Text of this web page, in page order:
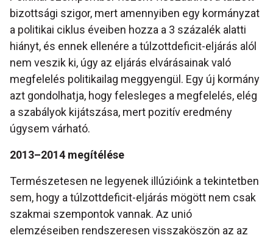
bizottsági szigor, mert amennyiben egy kormányzat
a politikai ciklus éveiben hozza a 3 százalék alatti
hiányt, és ennek ellenére a túlzottdeficit-eljárás alól
nem veszik ki, úgy az eljárás elvárásainak való
megfelelés politikailag meggyengül. Egy új kormány
azt gondolhatja, hogy felesleges a megfelelés, elég
a szabályok kijátszása, mert pozitív eredmény
úgysem várható.
2013–2014 megítélése
Természetesen ne legyenek illúzióink a tekintetben
sem, hogy a túlzottdeficit-eljárás mögött nem csak
szakmai szempontok vannak. Az unió
elemzéseiben rendszeresen visszaköszön az az